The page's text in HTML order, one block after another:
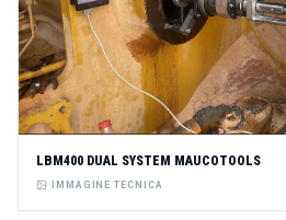
LBM400 DUAL SYSTEM MAUCOTOOLS
IMMAGINE TECNICA